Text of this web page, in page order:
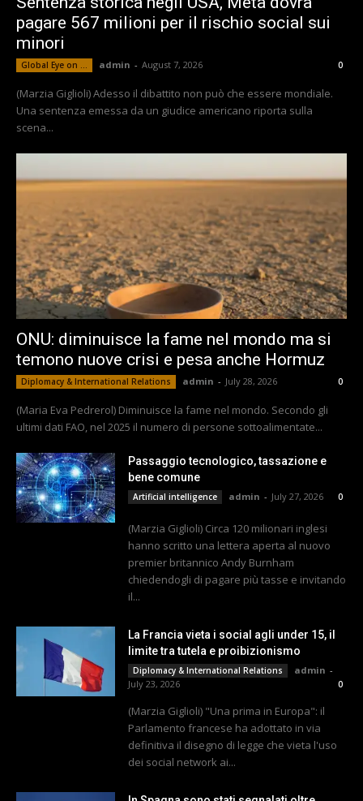
pagare 567 milioni per il rischio social sui
minori
Global Eye on ... admin - August 7, 2026 0
(Marzia Giglioli) Adesso il dibattito non può che essere mondiale.
Una sentenza emessa da un giudice americano riporta sulla
scena...
ONU: diminuisce la fame nel mondo ma si
temono nuove crisi e pesa anche Hormuz
Diplomacy & International Relations admin - July 28, 2026 0
(Maria Eva Pedrerol) Diminuisce la fame nel mondo. Secondo gli
ultimi dati FAO, nel 2025 il numero di persone sottoalimentate...
Passaggio tecnologico, tassazione e
bene comune
Artificial intelligence admin - July 27, 2026 0
(Marzia Giglioli) Circa 120 milionari inglesi
hanno scritto una lettera aperta al nuovo
premier britannico Andy Burnham
chiedendogli di pagare più tasse e invitando
il...
La Francia vieta i social agli under 15, il
limite tra tutela e proibizionismo
Diplomacy & International Relations admin -
July 23, 2026
0
(Marzia Giglioli) "Una prima in Europa": il
Parlamento francese ha adottato in via
definitiva il disegno di legge che vieta l'uso
dei social network ai...